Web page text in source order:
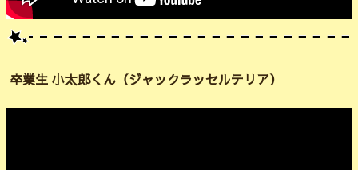
卒業生 小太郎くん（ジャックラッセルテリア）